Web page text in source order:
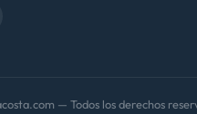
— Todos los derechos